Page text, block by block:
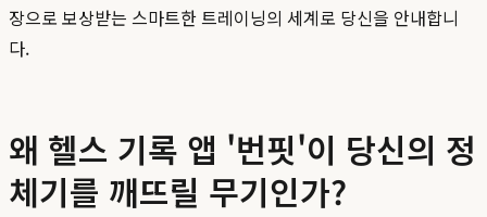
장으로 보상받는 스마트한 트레이닝의 세계로 당신을 안내합니
다.
왜 헬스 기록 앱 '번핏'이 당신의 정
체기를 깨뜨릴 무기인가?